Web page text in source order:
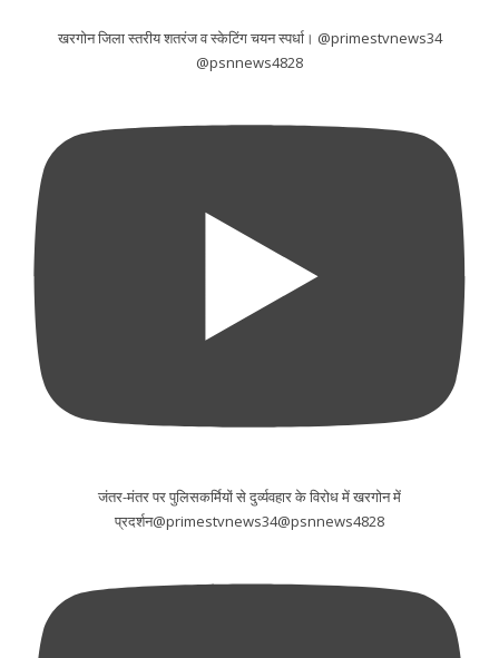
खरगोन जिला स्तरीय शतरंज व स्केटिंग चयन स्पर्धा। @primestvnews34
@psnnews4828
जंतर-मंतर पर पुलिसकर्मियों से दुर्व्यवहार के विरोध में खरगोन में
प्रदर्शन@primestvnews34@psnnews4828